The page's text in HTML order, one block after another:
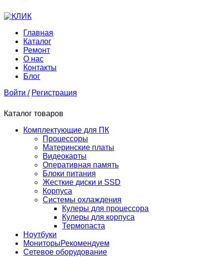
Главная
Каталог
Ремонт
О нас
Контакты
Блог
Войти / Регистрация
Каталог товаров
Комплектующие для ПК
Процессоры
Материнские платы
Видеокарты
Оперативная память
Блоки питания
Жесткие диски и SSD
Корпуса
Системы охлаждения
Кулеры для процессора
Кулеры для корпуса
Термопаста
Ноутбуки
МониторыРекомендуем
Сетевое оборудование